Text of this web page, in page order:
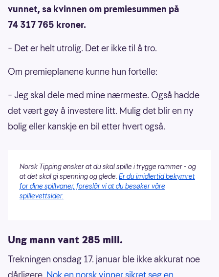
vunnet, sa kvinnen om premiesummen på
74 317 765 kroner.
– Det er helt utrolig. Det er ikke til å tro.
Om premieplanene kunne hun fortelle:
– Jeg skal dele med mine nærmeste. Også hadde
det vært gøy å investere litt. Mulig det blir en ny
bolig eller kanskje en bil etter hvert også.
Norsk Tipping ønsker at du skal spille i trygge rammer - og
at det skal gi spenning og glede. Er du imidlertid bekymret
for dine spillvaner, foreslår vi at du besøker våre
spillevettsider.
Ung mann vant 285 mill.
Trekningen onsdag 17. januar ble ikke akkurat noe